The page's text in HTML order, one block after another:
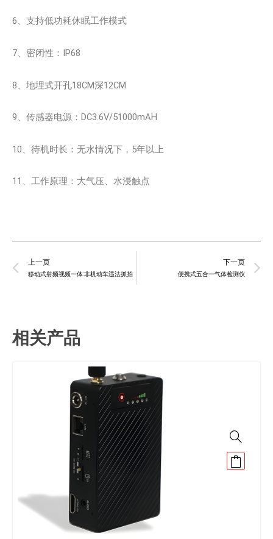
6、支持低功耗休眠工作模式
7、密闭性：IP68
8、地埋式开孔18CM深12CM
9、传感器电源：DC3.6V/51000mAH
10、待机时长：无水情况下，5年以上
11、工作原理：大气压、水浸触点
Prev
上一页
移动式射频视频一体:非机动车违法抓拍
下一页
便携式五合一气体检测仪
相关产品